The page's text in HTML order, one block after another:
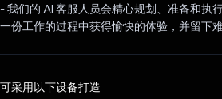
- 我们的 AI 客服人员会精心规划、准备和执
一份工作的过程中获得愉快的体验，并留下难
可采用以下设备打造